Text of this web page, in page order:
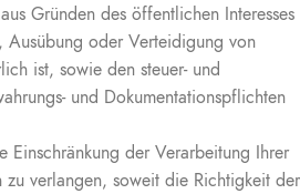
Gründen des öffentlichen Interesses
Ausübung oder Verteidigung von
ist, sowie den steuer- und
und Dokumentationspflichten
der Verarbeitung Ihrer
zu verlangen, soweit die Richtigkeit der